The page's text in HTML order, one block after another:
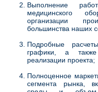
Выполнение
медицинского
организации
большинства наших
Подробные
графики, а также
реализации проекта;
Полноценное
сегмента рынка,